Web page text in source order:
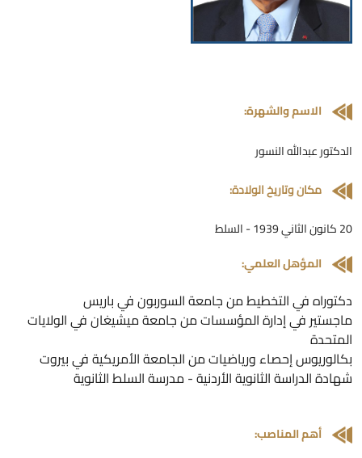
الاسم والشهرة:
الدكتور عبدالله النسور
مكان وتاريخ الولادة:
20 كانون الثاني 1939 - السلط
المؤهل العلمي:
دكتوراه في التخطيط من جامعة السوربون في باريس
ماجستير في إدارة المؤسسات من جامعة ميشيغان في الولايات
المتحدة
بكالوريوس إحصاء ورياضيات من الجامعة الأمريكية في بيروت
شهادة الدراسة الثانوية الأردنية - مدرسة السلط الثانوية
أهم المناصب: